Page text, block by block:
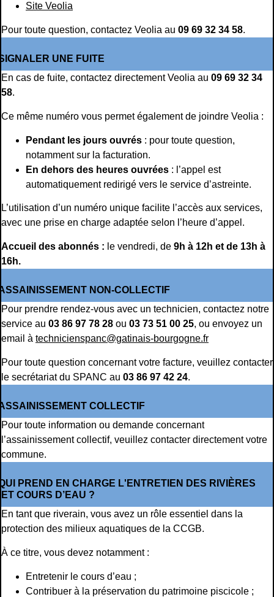
Site Veolia
Pour toute question, contactez Veolia au 09 69 32 34 58.
UNE FUITE
En cas de fuite, contactez directement Veolia au 09 69 32 34
58.
Ce même numéro vous permet également de joindre Veolia :
Pendant les jours ouvrés : pour toute question,
notamment sur la facturation.
En dehors des heures ouvrées : l’appel est
automatiquement redirigé vers le service d’astreinte.
L’utilisation d’un numéro unique facilite l’accès aux services,
avec une prise en charge adaptée selon l’heure d’appel.
Accueil des abonnés : le vendredi, de 9h à 12h et de 13h à
16h.
NON-COLLECTIF
Pour prendre rendez-vous avec un technicien, contactez notre
service au 03 86 97 78 28 ou 03 73 51 00 25, ou envoyez un
email à technicienspanc@gatinais-bourgogne.fr
Pour toute question concernant votre facture, veuillez contacter
le secrétariat du SPANC au 03 86 97 42 24.
COLLECTIF
Pour toute information ou demande concernant
l’assainissement collectif, veuillez contacter directement votre
commune.
PREND EN CHARGE L'ENTRETIEN DES RIVIÈRES
ET COURS D’EAU ?
En tant que riverain, vous avez un rôle essentiel dans la
protection des milieux aquatiques de la CCGB.
À ce titre, vous devez notamment :
Entretenir le cours d’eau ;
Contribuer à la préservation du patrimoine piscicole ;